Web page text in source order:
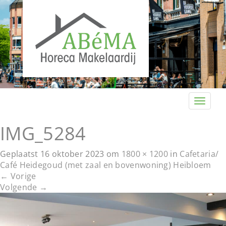
T
e
n
v
i
g
IMG_5284
Geplaatst 16 oktober 2023 om 1800 × 1200 in Cafetaria/
Café Heidegoud (met zaal en bovenwoning) Heibloem
← Vorige
Volgende →